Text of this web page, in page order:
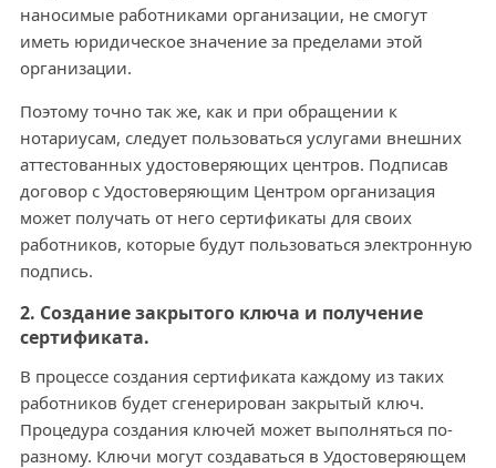
наносимые работниками организации, не смогут
иметь юридическое значение за пределами этой
организации.
Поэтому точно так же, как и при обращении к
нотариусам, следует пользоваться услугами внешних
аттестованных удостоверяющих центров. Подписав
договор с Удостоверяющим Центром организация
может получать от него сертификаты для своих
работников, которые будут пользоваться электронную
подпись.
2. Создание закрытого ключа и получение
сертификата.
В процессе создания сертификата каждому из таких
работников будет сгенерирован закрытый ключ.
Процедура создания ключей может выполняться по-
разному. Ключи могут создаваться в Удостоверяющем